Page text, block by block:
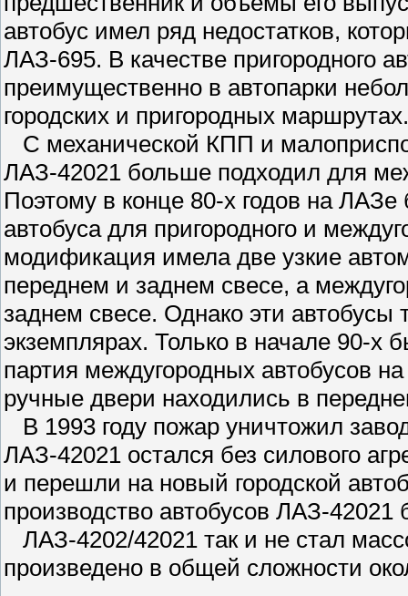
автобус имел ряд недостатков,
ЛАЗ-695. В качестве пригородного
преимущественно в автопарки
городских и пригородных маршрутах.
С механической КПП и
ЛАЗ-42021 больше подходил для
Поэтому в конце 80-х годов на
автобуса для пригородного и
модификация имела две узкие
переднем и заднем свесе, а
заднем свесе. Однако эти
экземплярах. Только в начале 90-х
партия междугородных автобусов
ручные двери находились в
В 1993 году пожар уничтожил
ЛАЗ-42021 остался без силового
и перешли на новый городской
производство автобусов ЛАЗ-
ЛАЗ-4202/42021 так и не стал
произведено в общей сложности